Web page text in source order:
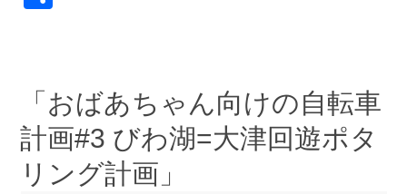
「おばあちゃん向けの自転車
計画#3 びわ湖=大津回遊ポタ
リング計画」